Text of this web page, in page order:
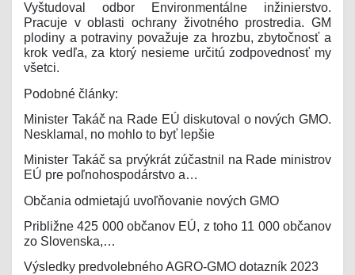
Vyštudoval odbor Environmentálne inžinierstvo.
Pracuje v oblasti ochrany životného prostredia. GM
plodiny a potraviny považuje za hrozbu, zbytočnosť a
krok vedľa, za ktorý nesieme určitú zodpovednosť my
všetci.
Podobné články:
Minister Takáč na Rade EÚ diskutoval o nových GMO.
Nesklamal, no mohlo to byť lepšie
Minister Takáč sa prvýkrát zúčastnil na Rade ministrov
EÚ pre poľnohospodárstvo a…
Občania odmietajú uvoľňovanie nových GMO
Približne 425 000 občanov EÚ, z toho 11 000 občanov
zo Slovenska,…
Výsledky predvolebného AGRO-GMO dotazník 2023